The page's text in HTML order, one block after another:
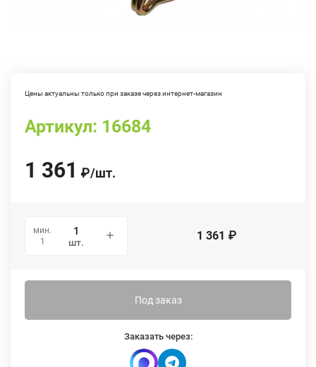
Цены актуальны только при заказе через интернет-магазин
Артикул: 16684
1 361 ₽/шт.
мин.
1
шт. 1 361 ₽
Под заказ
Заказать через: